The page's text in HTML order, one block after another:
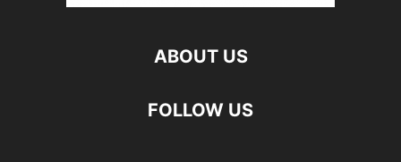
ABOUT US
FOLLOW US